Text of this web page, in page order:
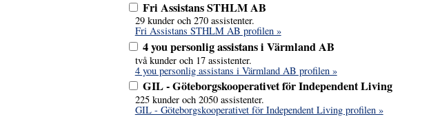
Fri Assistans STHLM AB
29 kunder och 270 assistenter.
Fri Assistans STHLM AB profilen »
4 you personlig assistans i Värmland AB
två kunder och 17 assistenter.
4 you personlig assistans i Värmland AB profilen »
GIL - Göteborgskooperativet för Independent Living
225 kunder och 2050 assistenter.
GIL - Göteborgskooperativet för Independent Living profilen »